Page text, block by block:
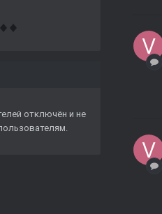
отключён и не